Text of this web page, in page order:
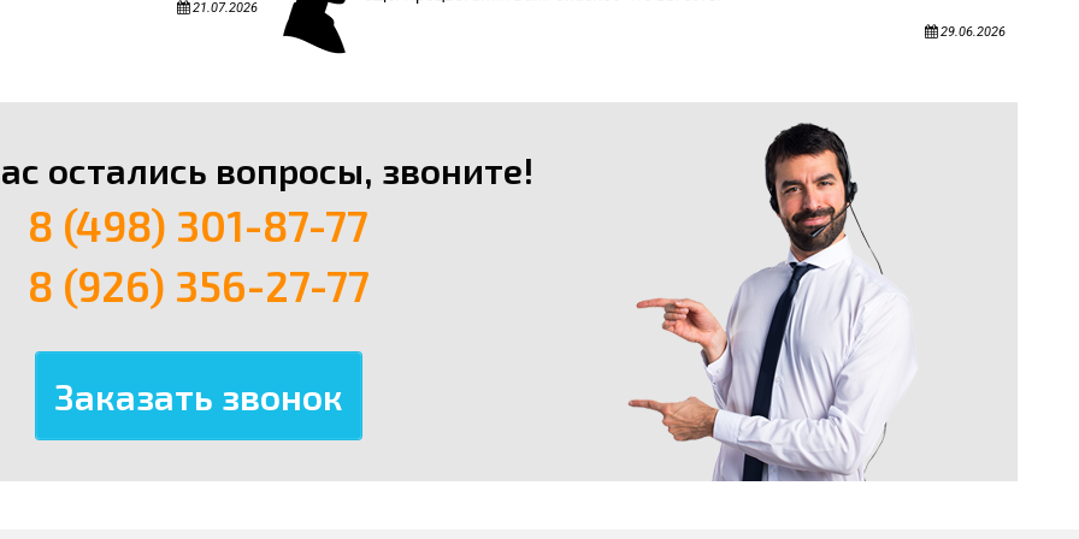
21.07.2026
29.06.2026
остались вопросы, звоните!
8 (498) 301-87-77
8 (926) 356-27-77